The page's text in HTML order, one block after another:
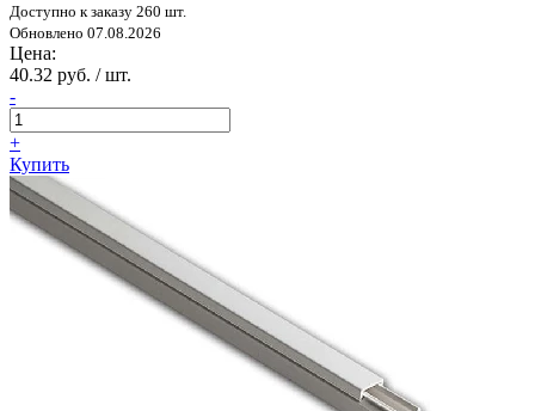
Доступно к заказу 260 шт.
Обновлено 07.08.2026
Цена:
40.32 руб. / шт.
-
+
Купить